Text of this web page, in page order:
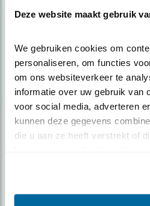
Deze website maakt gebruik
We gebruiken cookies om
personaliseren, om functies
om ons websiteverkeer te
informatie over uw gebruik van
voor social media, adverteren
kunnen deze gegevens
die u aan ze heeft verstrekt of
Op de hoogte blijven?
Meld je aan en ontvang nieuws,
over vogels en activiteiten van